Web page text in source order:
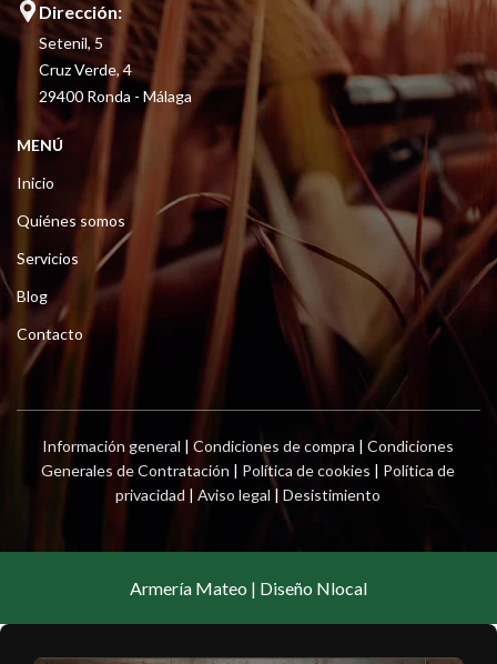
Dirección:
Setenil, 5
Cruz Verde, 4
29400 Ronda - Málaga
MENÚ
Inicio
Quiénes somos
Servicios
Blog
Contacto
Información general |Condiciones de compra |Condiciones
Generales de Contratación | Política de cookies | Política de
privacidad |Aviso legal |Desistimiento
Armería Mateo | Diseño Nlocal